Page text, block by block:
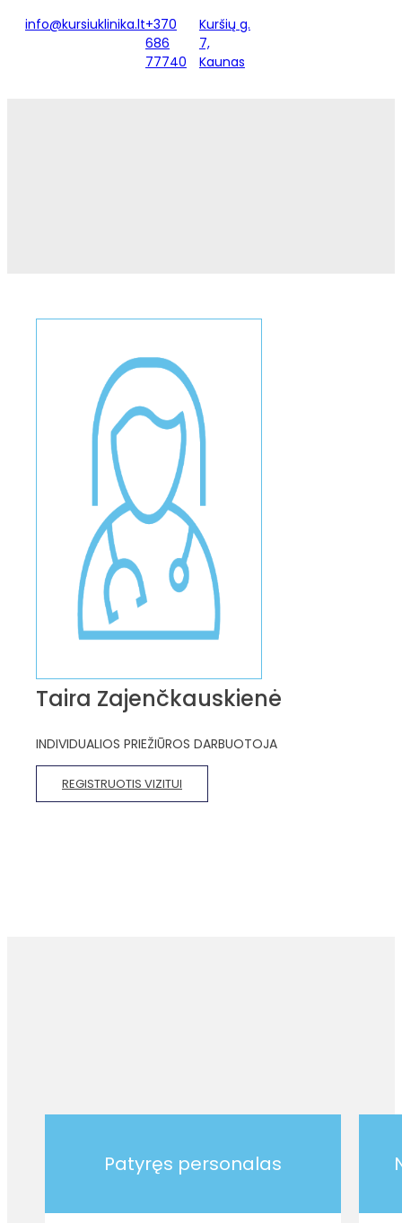
info@kursiuklinika.lt+370
686
77740
Kuršių g.
7,
Kaunas
Taira Zajenčkauskienė
INDIVIDUALIOS PRIEŽIŪROS DARBUOTOJA
REGISTRUOTIS VIZITUI
Patyręs personalas